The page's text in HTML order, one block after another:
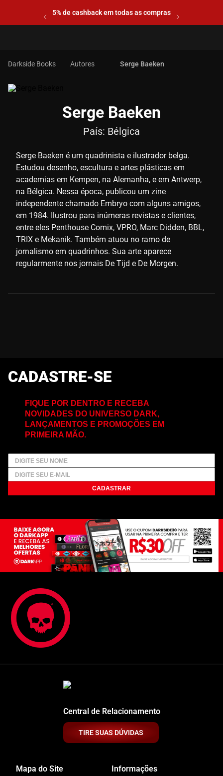
5% de cashback em todas as compras
Autores Serge Baeken
Serge Baeken
País: Bélgica
Serge Baeken é um quadrinista e ilustrador belga.
Estudou desenho, escultura e artes plásticas em
academias em Kempen, na Alemanha, e em Antwerp,
na Bélgica. Nessa época, publicou um zine
independente chamado Embryo com alguns amigos,
em 1984. Ilustrou para inúmeras revistas e clientes,
entre eles Penthouse Comix, VPRO, Marc Didden, BBL,
TRIX e Mekanik. Também atuou no ramo de
jornalismo em quadrinhos. Sua arte aparece
regularmente nos jornais De Tijd e De Morgen.
CADASTRE-SE
FIQUE POR DENTRO E RECEBA
NOVIDADES DO UNIVERSO DARK,
LANÇAMENTOS E PROMOÇÕES EM
PRIMEIRA MÃO.
CADASTRAR
Central de Relacionamento
TIRE SUAS DÚVIDAS
Mapa do Site Informações